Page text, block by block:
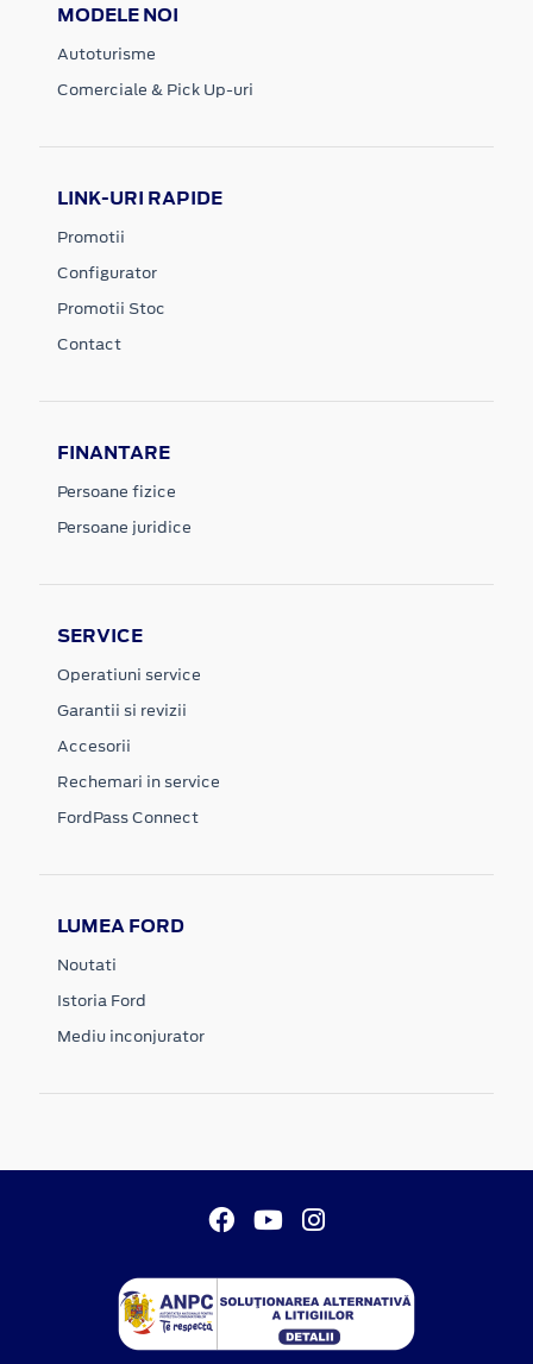
MODELE NOI
Autoturisme
Comerciale & Pick Up-uri
LINK-URI RAPIDE
Promotii
Configurator
Promotii Stoc
Contact
FINANTARE
Persoane fizice
Persoane juridice
SERVICE
Operatiuni service
Garantii si revizii
Accesorii
Rechemari in service
FordPass Connect
LUMEA FORD
Noutati
Istoria Ford
Mediu inconjurator